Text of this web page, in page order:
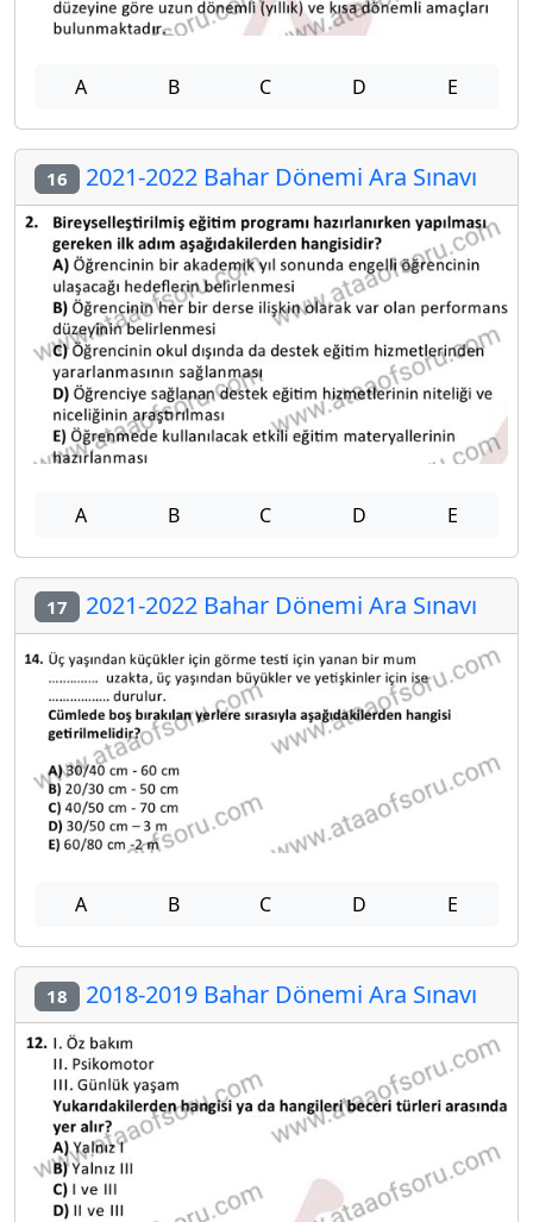
A B C D E
16 2021-2022 Bahar Dönemi Ara Sınavı
A B C D E
17 2021-2022 Bahar Dönemi Ara Sınavı
A B C D E
18 2018-2019 Bahar Dönemi Ara Sınavı